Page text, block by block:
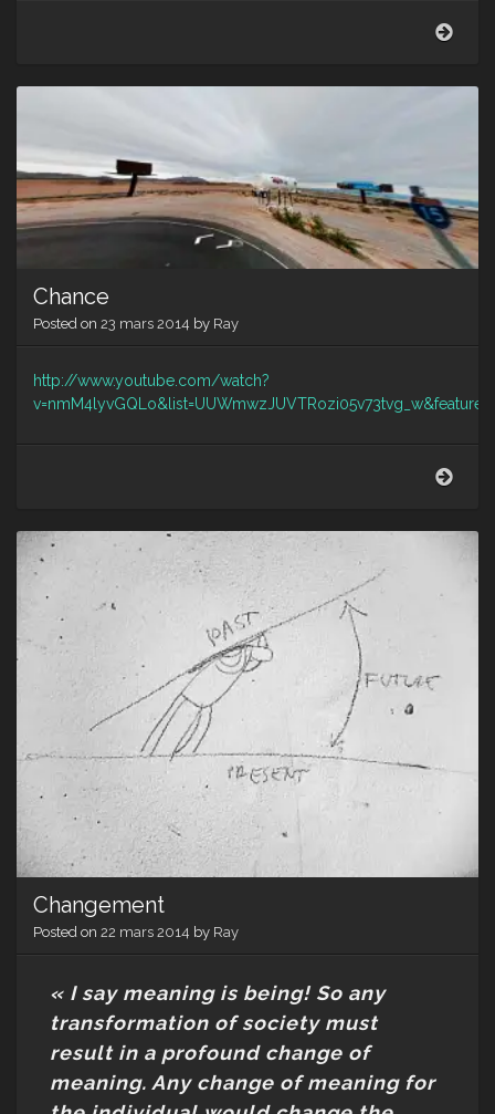
Chance
Posted on 23 mars 2014 by Ray
http://www.youtube.com/watch?
Changement
Posted on 22 mars 2014 by Ray
« I say meaning is being! So any
transformation of society must
result in a profound change of
meaning. Any change of meaning for